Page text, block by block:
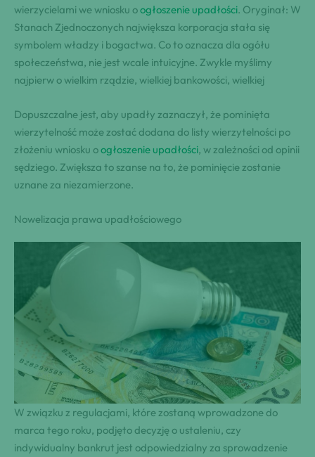
wierzycielami we wniosku oogłoszenie upadłości. Oryginał: W
Stanach Zjednoczonych największa korporacja stała się
symbolem władzy i bogactwa. Co to oznacza dla ogółu
społeczeństwa, nie jest wcale intuicyjne. Zwykle myślimy
najpierw o wielkim rządzie, wielkiej bankowości, wielkiej
Dopuszczalne jest, aby upadły zaznaczył, że pominięta
wierzytelność może zostać dodana do listy wierzytelności po
złożeniu wniosku oogłoszenie upadłości, w zależności od opinii
sędziego. Zwiększa to szanse na to, że pominięcie zostanie
uznane za niezamierzone.
Nowelizacja prawa upadłościowego
W związku z regulacjami, które zostaną wprowadzone do
marca tego roku, podjęto decyzję o ustaleniu, czy
indywidualny bankrut jest odpowiedzialny za sprowadzenie